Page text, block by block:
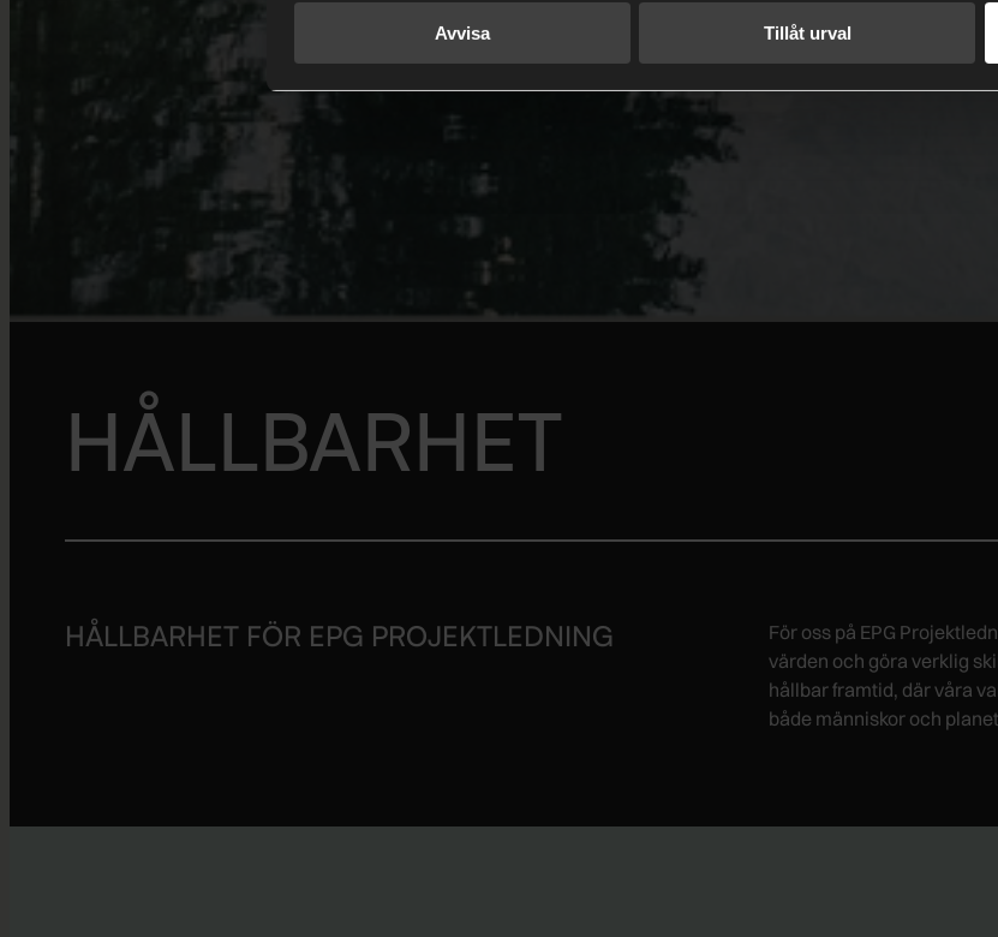
Avvisa Tillåt urval
HÅLLBARHET
HÅLLBARHET FÖR EPG PROJEKTLEDNING
För oss på EPG
värden och göra verklig
hållbar framtid, där våra
både människor och